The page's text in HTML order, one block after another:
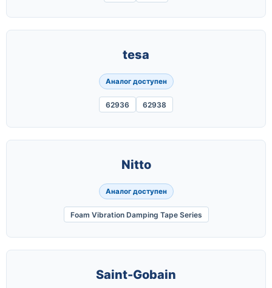
tesa
Аналог доступен
62936 62938
Nitto
Аналог доступен
Foam Vibration Damping Tape Series
Saint-Gobain